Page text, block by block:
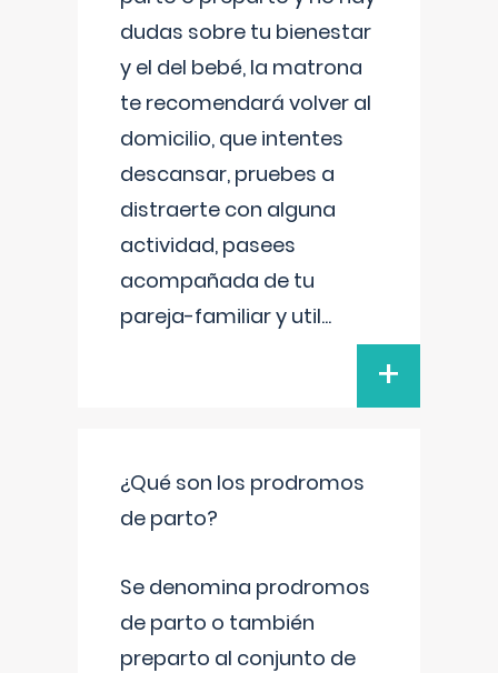
dudas sobre tu bienestar
y el del bebé, la matrona
te recomendará volver al
domicilio, que intentes
descansar, pruebes a
distraerte con alguna
actividad, pasees
acompañada de tu
pareja-familiar y util...
+
¿Qué son los prodromos
de parto?
Se denomina prodromos
de parto o también
preparto al conjunto de